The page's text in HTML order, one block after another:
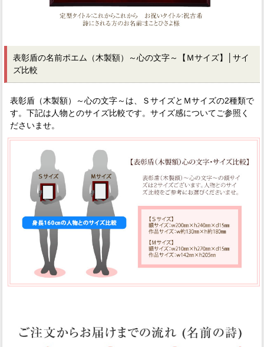
表彰盾の名前ポエム（木製額）～心の文字～【Ｍサイズ】│サイ
ズ比較
表彰盾（木製額）～心の文字～は、ＳサイズとＭサイズの2種類で
す。下記は人物とのサイズ比較です。サイズ感についてご参照く
ださいませ。